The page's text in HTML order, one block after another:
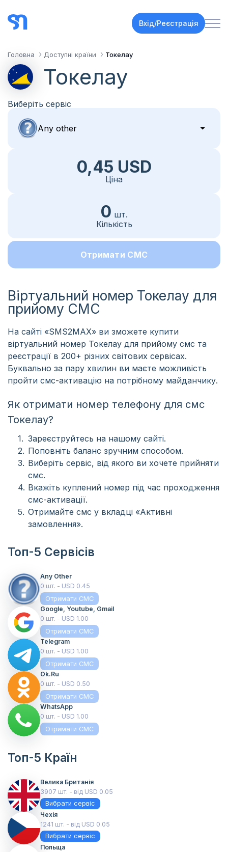
Вхід/Реєстрація
Головна Доступні країни Токелау
Токелау
Виберіть сервіс
0,45 USD
Ціна
0 шт.
Кількість
Отримати СМС
Віртуальний номер Токелау для
прийому СМС
На сайті «SMS2MAX» ви зможете купити
віртуальний номер Токелау для прийому смс та
реєстрації в 200+ різних світових сервісах.
Буквально за пару хвилин ви маєте можливість
пройти смс-активацію на потрібному майданчику.
Як отримати номер телефону для смс
Токелау?
Зареєструйтесь на нашому сайті.
Поповніть баланс зручним способом.
Виберіть сервіс, від якого ви хочете прийняти
смс.
Вкажіть куплений номер під час проходження
смс-активації.
Отримайте смс у вкладці «Активні
замовлення».
Топ-5 Сервісів
Any Other
0 шт. - USD 0.45
Отримати СМС
Google, Youtube, Gmail
0 шт. - USD 1.00
Отримати СМС
Telegram
0 шт. - USD 1.00
Отримати СМС
Ok.ru
0 шт. - USD 0.50
Отримати СМС
WhatsApp
0 шт. - USD 1.00
Отримати СМС
Топ-5 Країн
Велика Британія
3907 шт. - від USD 0.05
Вибрати сервіс
Чехія
1241 шт. - від USD 0.05
Вибрати сервіс
Польща